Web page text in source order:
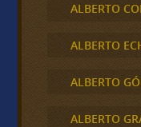
ALBERTO
ALBERTO
ALBERTO
ALBERTO